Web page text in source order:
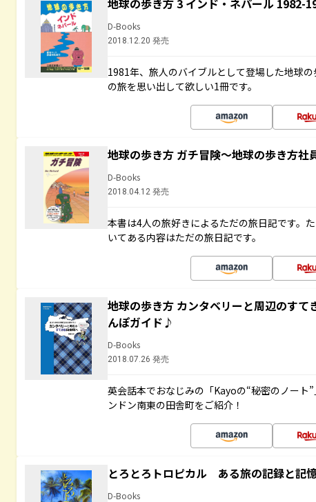
地球の歩き方 3 インド・ネパール 1982-
D-Books
2018.12.20 発売
1981年、旅人のバイブルとして登場した地球
の旅を思い出して欲しい1冊です。
地球の歩き方 ガチ冒険～地球の歩き方社
D-Books
2018.04.12 発売
本書は4人の旅好きによるただの旅日記です。
いてある内容はただの旅日記です。
地球の歩き方 カンタベリーと周辺のす
んぽガイド♪
D-Books
2018.07.26 発売
英会話本でおなじみの「Kayoの“秘密のノート
ンドン南東の田舎町をご紹介！
とろとろトロピカル ある旅の記録と記
D-Books